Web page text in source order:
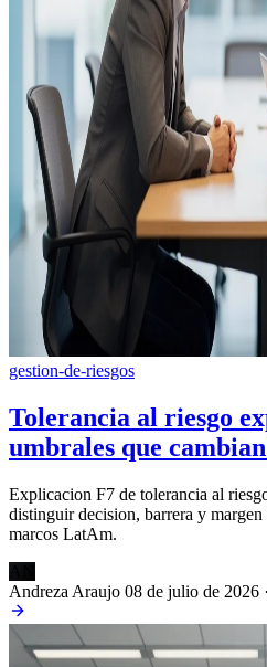
gestion-de-riesgos
Tolerancia al riesgo
umbrales que
Explicacion F7 de tolerancia al
distinguir decision, barrera y
marcos LatAm.
Andreza Araujo 08 de julio de 2026 ·